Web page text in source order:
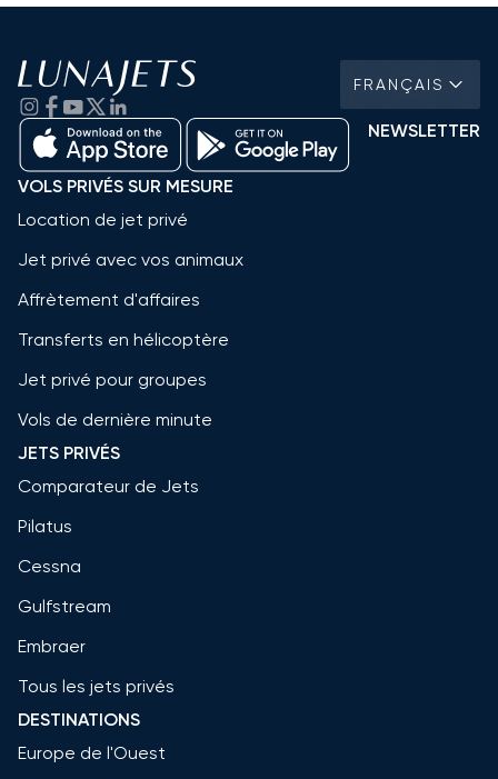
FRANÇAIS
NEWSLETTER
VOLS PRIVÉS SUR MESURE
Location de jet privé
Jet privé avec vos animaux
Affrètement d'affaires
Transferts en hélicoptère
Jet privé pour groupes
Vols de dernière minute
JETS PRIVÉS
Comparateur de Jets
Pilatus
Cessna
Gulfstream
Embraer
Tous les jets privés
DESTINATIONS
Europe de l'Ouest